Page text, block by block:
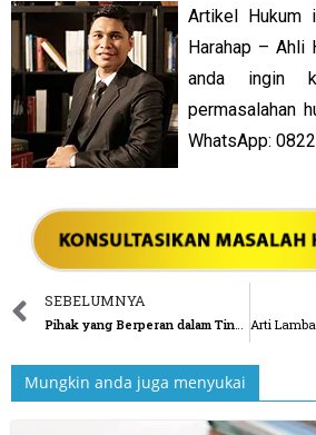
Artikel Hukum
Harahap – Ahli
anda ingin
permasalahan
WhatsApp:
SEBELUMNYA
Pihak yang Berperan dalam Tindak Pidana Narkotika
Mungkin anda juga menyukai